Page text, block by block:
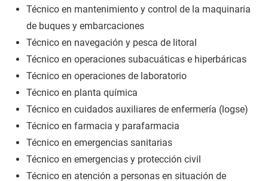
Técnico en mantenimiento y control de la maquinaria
de buques y embarcaciones
Técnico en navegación y pesca de litoral
Técnico en operaciones subacuáticas e hiperbáricas
Técnico en operaciones de laboratorio
Técnico en planta química
Técnico en cuidados auxiliares de enfermería (logse)
Técnico en farmacia y parafarmacia
Técnico en emergencias sanitarias
Técnico en emergencias y protección civil
Técnico en atención a personas en situación de